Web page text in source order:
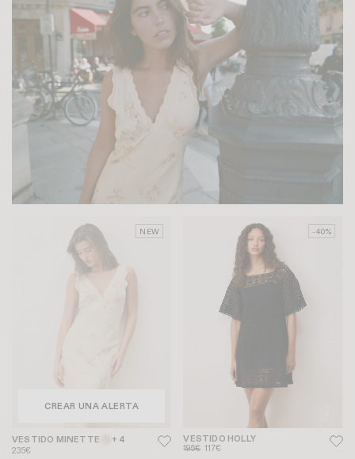
NEW
CREAR UNA ALERTA
VESTIDO MINETTE + 4
235€
-40%
VESTIDO HOLLY
195€ 117€